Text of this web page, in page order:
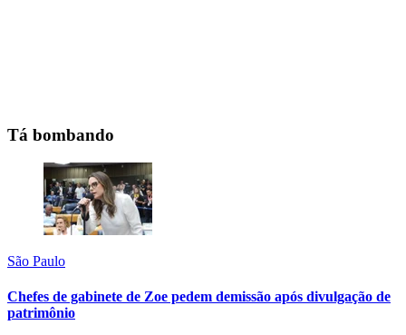
Tá bombando
São Paulo
Chefes de gabinete de Zoe pedem demissão após divulgação de
patrimônio